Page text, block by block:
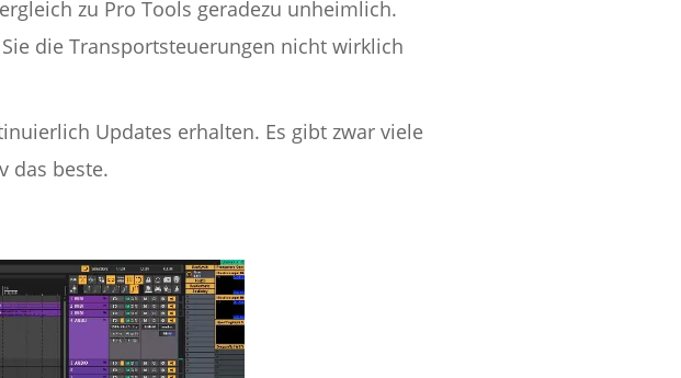
zu Pro Tools geradezu unheimlich.
die Transportsteuerungen nicht wirklich
Updates erhalten. Es gibt zwar viele
das beste.